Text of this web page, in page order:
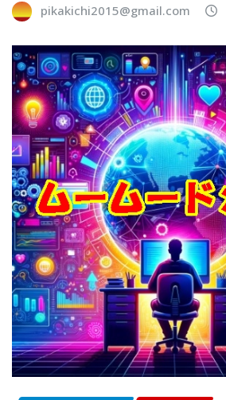
pikakichi2015@gmail.com